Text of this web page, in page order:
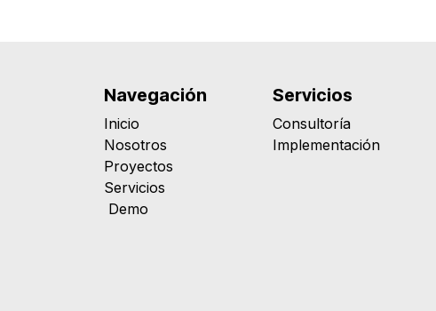
Navegación
Inicio
Nosotros
Proyectos
Servicios
Demo
Servicios
Consultoría
Implementación